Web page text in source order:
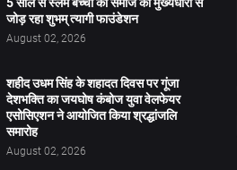
5 साल से स्लम बच्चों को समाज की मुख्यधारा से
जोड़ रहा शुभम् त्यागी फाउंडेशन
August 02, 2026
शहीद उधम सिंह के शहादत दिवस पर गूंजा
देशभक्ति का जयघोष कंबोज युवा वेलफेयर
एसोसिएशन ने आयोजित किया श्रद्धांजलि
समारोह
August 02, 2026